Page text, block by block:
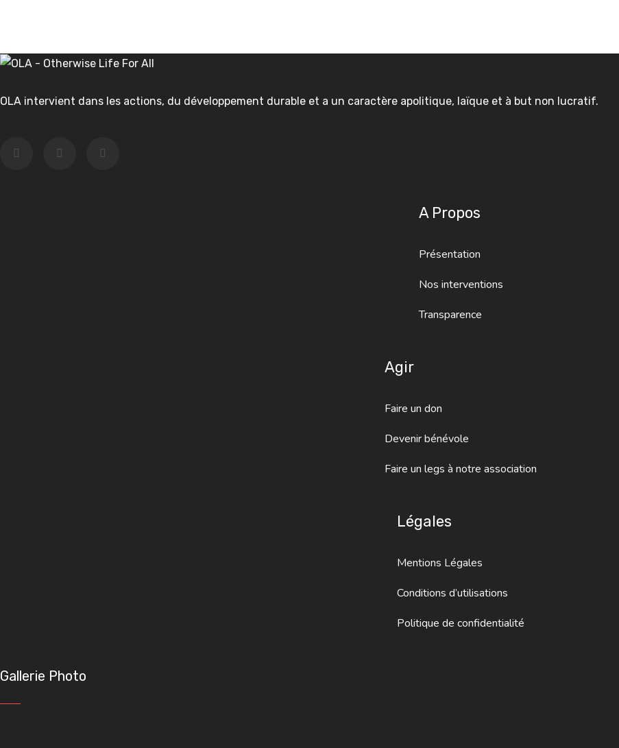
OLA intervient dans les actions, du développement durable et a un caractère apolitique, laïque et à but non lucratif.
A Propos
Présentation
Nos interventions
Transparence
Agir
Faire un don
Devenir bénévole
Faire un legs à notre association
Légales
Mentions Légales
Conditions d’utilisations
Politique de confidentialité
Gallerie Photo